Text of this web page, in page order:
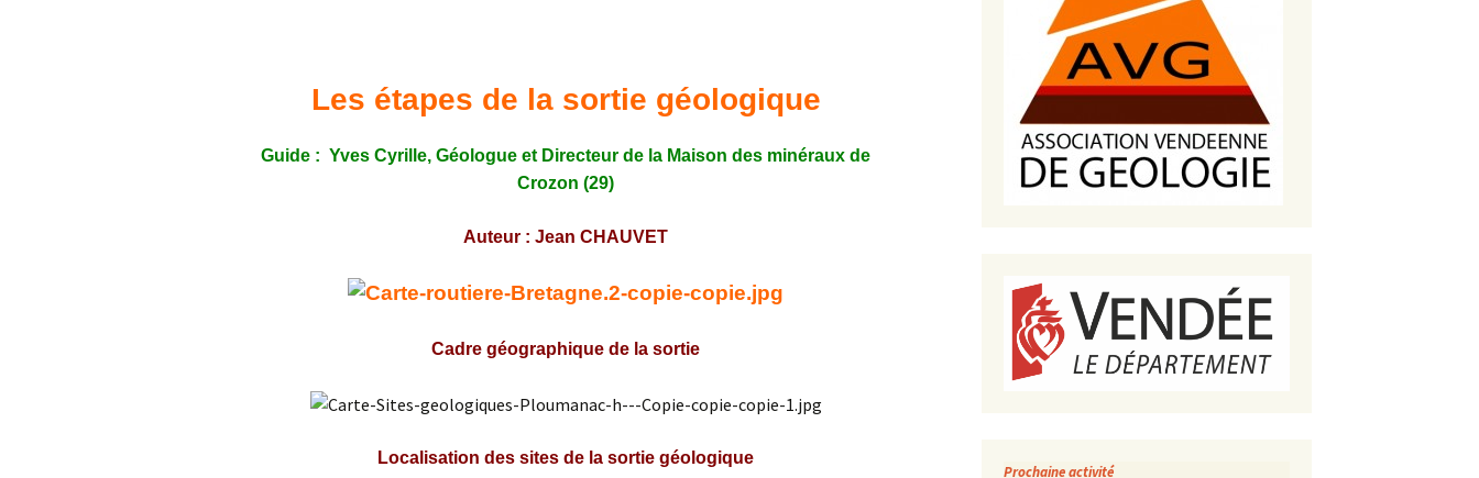
Galerie de photos
Lames minces de roches
Paysages, affleurements
Diaporamas
Analyse de livres, revues,
Les étapes de la sortie géologique
Guide : Yves Cyrille, Géologue et Directeur de la Maison des minéraux de
Crozon (29)
Auteur : Jean CHAUVET
Cadre géographique de la sortie
Localisation des sites de la sortie géologique
Prochaine activité